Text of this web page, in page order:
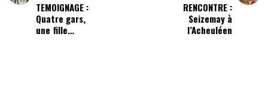
TEMOIGNAGE :
Quatre gars,
une fille…
RENCONTRE :
Seizemay à
l’Acheuléen